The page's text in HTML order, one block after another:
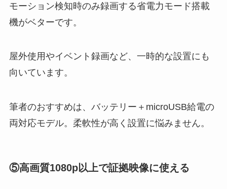
モーション検知時のみ録画する省電力モード搭載
機がベターです。
屋外使用やイベント録画など、一時的な設置にも
向いています。
筆者のおすすめは、バッテリー＋microUSB給電の
両対応モデル。柔軟性が高く設置に悩みません。
⑤高画質1080p以上で証拠映像に使える